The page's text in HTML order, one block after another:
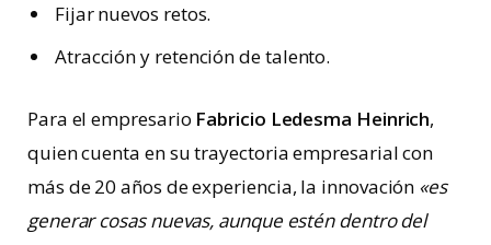
Fijar nuevos retos.
Atracción y retención de talento.
Para el empresario Fabricio Ledesma Heinrich,
quien cuenta en su trayectoria empresarial con
más de 20 años de experiencia, la innovación «es
generar cosas nuevas, aunque estén dentro del